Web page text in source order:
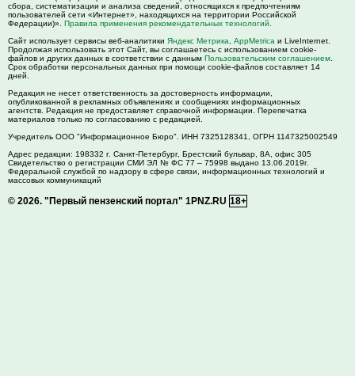
сбора, систематизации и анализа сведений, относящихся к предпочтениям
пользователей сети «Интернет», находящихся на территории Российской
Федерации)». Правила применения рекомендательных технологий
Сайт использует сервисы веб-аналитики Яндекс Метрика AppMetrica и LiveInternet.
Продолжая использовать этот Сайт, вы соглашаетесь с использованием cookie-
файлов и других данных в соответствии с данным Пользовательским соглашением
Срок обработки персональных данных при помощи cookie-файлов составляет 14
дней.
Редакция не несет ответственность за достоверность информации,
опубликованной в рекламных объявлениях и сообщениях информационных
агентств. Редакция не предоставляет справочной информации. Перепечатка
материалов только по согласованию с редакцией.
Учредитель ООО "Информационное Бюро". ИНН 7325128341, ОГРН 1147325002549
Адрес редакции: 198332 г. Санкт-Петербург, Брестский бульвар, 8А, офис 305
Свидетельство о регистрации СМИ ЭЛ № ФС 77 – 75998 выдано 13.06.2019г.
Федеральной службой по надзору в сфере связи, информационных технологий и
массовых коммуникаций
© 2026. "Первый пензенский портал" 1PNZ.RU 18+